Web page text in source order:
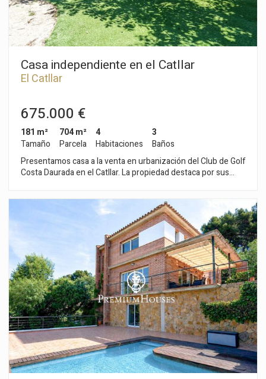
Casa independiente en el Catllar
El Catllar
675.000 €
181 m²
Tamaño
704 m²
Parcela
4
Habitaciones
3
Baños
Presentamos casa a la venta en urbanización del Club de Golf
Costa Daurada en el Catllar. La propiedad destaca por sus
compuesta por un amplio salón-comedor con salida al porche
y jardín y una cocina independiente con despensa, ambas con
salida al exterior a la zona de barbacoa. La zona de noche
tiene cuatro habitaciones dobles con salida al exterior, una de
ellas en suite con vestidor. Un baño completo y un aseo de
cortesía dan servicio al resto de las habitaciones. La propiedad
cuenta con un porche cubierto donde se pueden estacionar
dos coches. También cuenta con una construcción auxiliar
para almacenaje. La urbanización del Club de Golf Costa
Daurada en el Catllar es un lugar privilegiado y tranquilo con
The British School of Costa Daurada a poca distancia a pie.